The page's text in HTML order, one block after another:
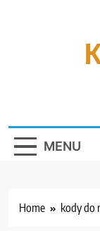
MENU
Home kody do